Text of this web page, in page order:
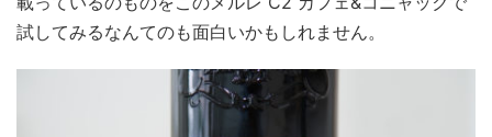
試してみるなんてのも面白いかもしれません。